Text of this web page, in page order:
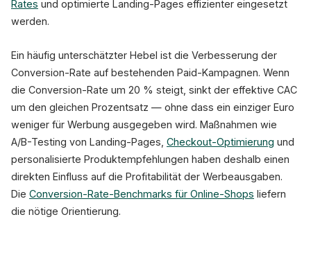
Rates und optimierte Landing-Pages effizienter eingesetzt
werden.
Ein häufig unterschätzter Hebel ist die Verbesserung der
Conversion-Rate auf bestehenden Paid-Kampagnen. Wenn
die Conversion-Rate um 20 % steigt, sinkt der effektive CAC
um den gleichen Prozentsatz — ohne dass ein einziger Euro
weniger für Werbung ausgegeben wird. Maßnahmen wie
A/B-Testing von Landing-Pages, Checkout-Optimierung und
personalisierte Produktempfehlungen haben deshalb einen
direkten Einfluss auf die Profitabilität der Werbeausgaben.
Die Conversion-Rate-Benchmarks für Online-Shops liefern
die nötige Orientierung.